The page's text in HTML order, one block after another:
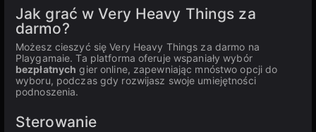
Jak grać w Very Heavy Things za
darmo?
Możesz cieszyć się Very Heavy Things za darmo na
Playgamaie. Ta platforma oferuje wspaniały wybór
bezpłatnych gier online, zapewniając mnóstwo opcji do
wyboru, podczas gdy rozwijasz swoje umiejętności
podnoszenia.
Sterowanie